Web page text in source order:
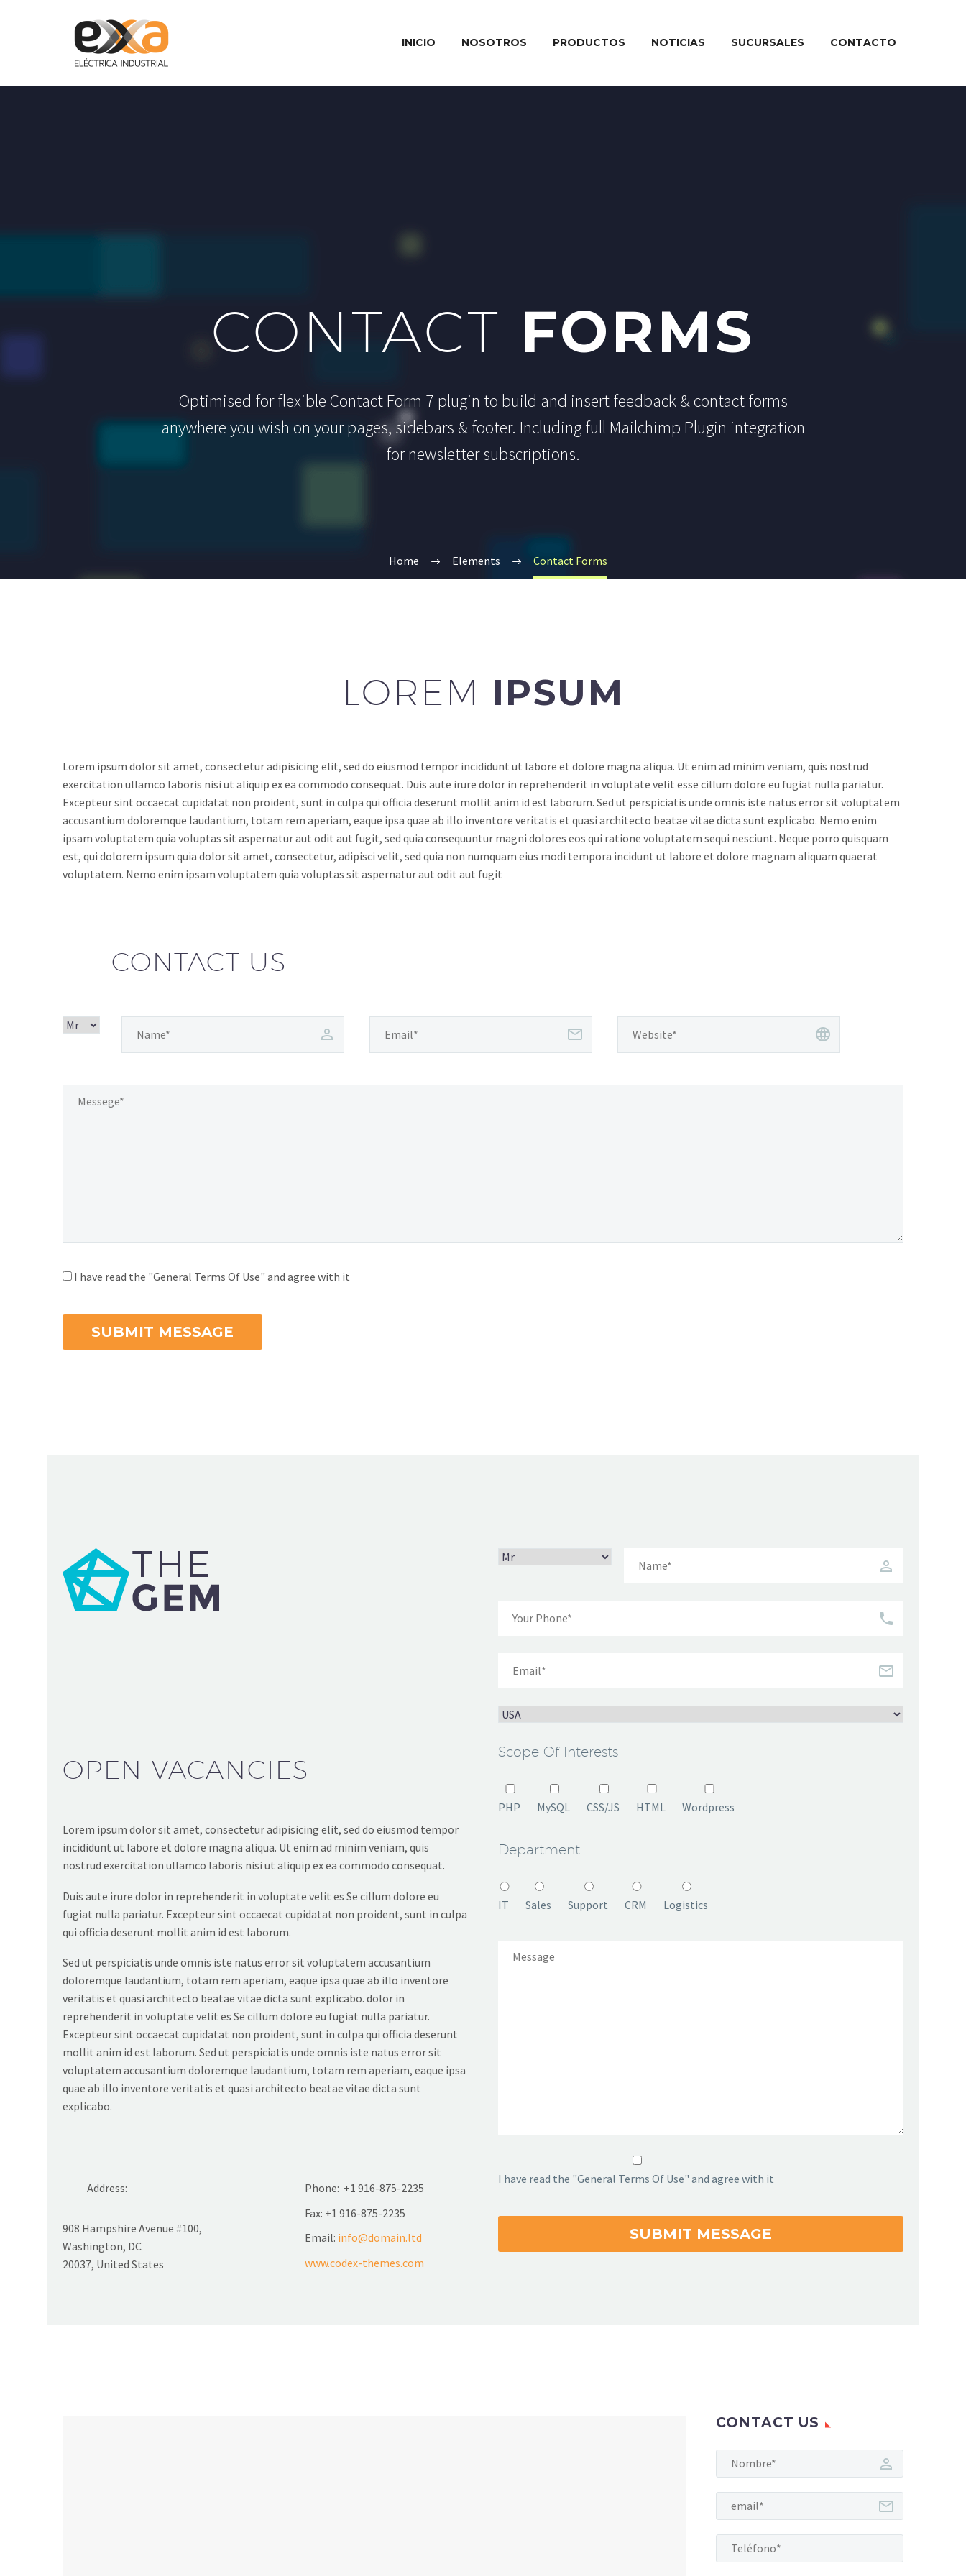
INICIO NOSOTROS PRODUCTOS NOTICIAS SUCURSALES CONTACTO
CONTACT FORMS
Optimised for flexible Contact Form 7 plugin to build and insert feedback & contact forms
anywhere you wish on your pages, sidebars & footer. Including full Mailchimp Plugin integration
for newsletter subscriptions.
Home Elements Contact Forms
LOREM IPSUM
Lorem ipsum dolor sit amet, consectetur adipisicing elit, sed do eiusmod tempor incididunt ut labore et dolore magna aliqua. Ut enim ad minim veniam, quis nostrud
exercitation ullamco laboris nisi ut aliquip ex ea commodo consequat. Duis aute irure dolor in reprehenderit in voluptate velit esse cillum dolore eu fugiat nulla pariatur.
Excepteur sint occaecat cupidatat non proident, sunt in culpa qui officia deserunt mollit anim id est laborum. Sed ut perspiciatis unde omnis iste natus error sit voluptatem
accusantium doloremque laudantium, totam rem aperiam, eaque ipsa quae ab illo inventore veritatis et quasi architecto beatae vitae dicta sunt explicabo. Nemo enim
ipsam voluptatem quia voluptas sit aspernatur aut odit aut fugit, sed quia consequuntur magni dolores eos qui ratione voluptatem sequi nesciunt. Neque porro quisquam
est, qui dolorem ipsum quia dolor sit amet, consectetur, adipisci velit, sed quia non numquam eius modi tempora incidunt ut labore et dolore magnam aliquam quaerat
voluptatem. Nemo enim ipsam voluptatem quia voluptas sit aspernatur aut odit aut fugit
CONTACT US
I have read the "General Terms Of Use" and agree with it
OPEN VACANCIES
Lorem ipsum dolor sit amet, consectetur adipisicing elit, sed do eiusmod tempor
incididunt ut labore et dolore magna aliqua. Ut enim ad minim veniam, quis
nostrud exercitation ullamco laboris nisi ut aliquip ex ea commodo consequat.
Duis aute irure dolor in reprehenderit in voluptate velit es Se cillum dolore eu
fugiat nulla pariatur. Excepteur sint occaecat cupidatat non proident, sunt in culpa
qui officia deserunt mollit anim id est laborum.
Sed ut perspiciatis unde omnis iste natus error sit voluptatem accusantium
doloremque laudantium, totam rem aperiam, eaque ipsa quae ab illo inventore
veritatis et quasi architecto beatae vitae dicta sunt explicabo. dolor in
reprehenderit in voluptate velit es Se cillum dolore eu fugiat nulla pariatur.
Excepteur sint occaecat cupidatat non proident, sunt in culpa qui officia deserunt
mollit anim id est laborum. Sed ut perspiciatis unde omnis iste natus error sit
voluptatem accusantium doloremque laudantium, totam rem aperiam, eaque ipsa
quae ab illo inventore veritatis et quasi architecto beatae vitae dicta sunt
explicabo.
Address:
908 Hampshire Avenue #100,
Washington, DC
20037, United States
Phone: +1 916-875-2235
Fax: +1 916-875-2235
Email: info@domain.ltd
www.codex-themes.com
Scope Of Interests
PHP MySQL CSS/JS HTML Wordpress
Department
IT Sales Support CRM Logistics
I have read the "General Terms Of Use" and agree with it
CONTACT US